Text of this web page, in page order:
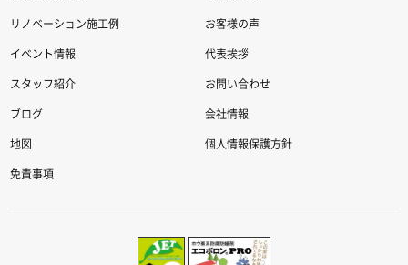
リノベーション施工例 お客様の声
イベント情報 代表挨拶
スタッフ紹介 お問い合わせ
ブログ 会社情報
地図 個人情報保護方針
免責事項